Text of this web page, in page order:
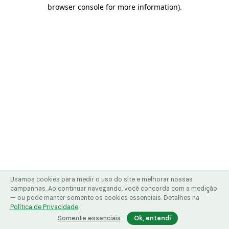
browser console for more information).
Usamos cookies para medir o uso do site e melhorar nossas
campanhas. Ao continuar navegando, você concorda com a medição
— ou pode manter somente os cookies essenciais. Detalhes na
Política de Privacidade.
Somente essenciais
Ok, entendi